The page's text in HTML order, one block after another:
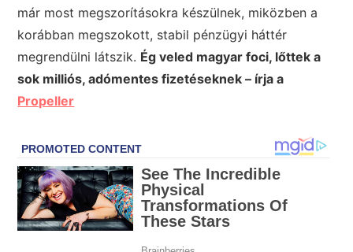
már most megszorításokra készülnek, miközben a
korábban megszokott, stabil pénzügyi háttér
megrendülni látszik. Ég veled magyar foci, lőttek a
sok milliós, adómentes fizetéseknek – írja a
Propeller